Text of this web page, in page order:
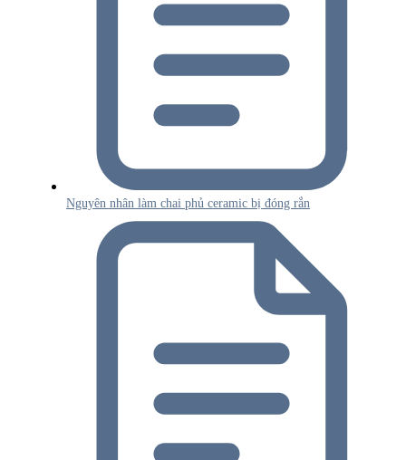
Nguyên nhân làm chai phủ ceramic bị đóng rắn